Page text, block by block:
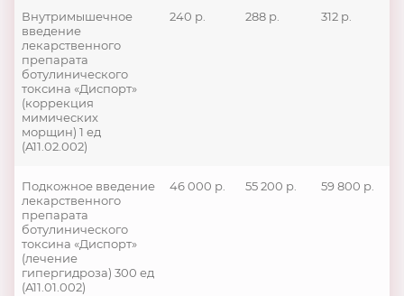
Внутримышечное
введение
лекарственного
препарата
ботулинического
токсина «Диспорт»
(коррекция
мимических
морщин) 1 ед
(A11.02.002)
240 р. 288 р. 312 р.
Подкожное введение
лекарственного
препарата
ботулинического
токсина «Диспорт»
(лечение
гипергидроза) 300 ед
(A11.01.002)
46 000 р. 55 200 р. 59 800 р.